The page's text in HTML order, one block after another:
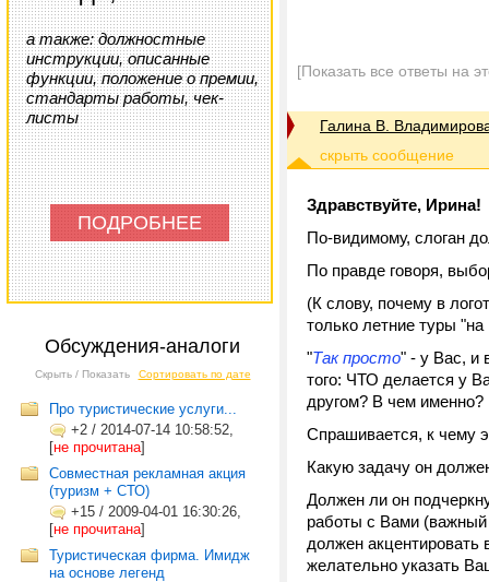
а также: должностные
инструкции, описанные
функции, положение о премии,
стандарты работы, чек-
листы
ПОДРОБНЕЕ
Обсуждения-аналоги
Скрыть / Показать Сортировать по дате
Про туристические услуги...
+2 / 2014-07-14 10:58:52,
[не прочитана]
Совместная рекламная акция
(туризм + СТО)
+15 / 2009-04-01 16:30:26,
[не прочитана]
Туристическая фирма. Имидж
на основе легенд
[Показать все ответы на
Галина В.
Здравствуйте, Ирина!
По-видимому, слоган
По правде говоря,
(К слову, почему в
только летние туры
"Так просто" - у Вас, и
того: ЧТО делается у
другом? В чем именно?
Спрашивается, к чему
Какую задачу он
Должен ли он
работы с Вами
должен
желательно указать